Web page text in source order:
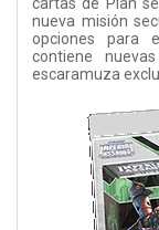
cartas de Plan
nueva misión
opciones para
contiene
escaramuza